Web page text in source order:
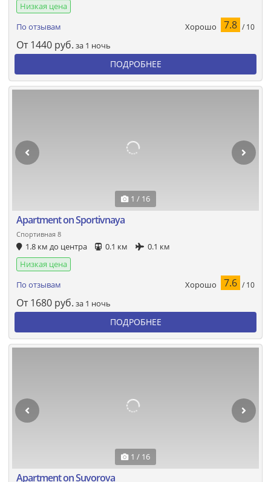
Низкая цена
По отзывам
Хорошо 7.8 / 10
От 1440 руб. за 1 ночь
ПОДРОБНЕЕ
1 / 16
Apartment on Sportivnaya
Спортивная 8
1.8 км до центра 0.1 км
0.1 км
Низкая цена
По отзывам
Хорошо 7.6 / 10
От 1680 руб. за 1 ночь
ПОДРОБНЕЕ
1 / 16
Apartment on Suvorova